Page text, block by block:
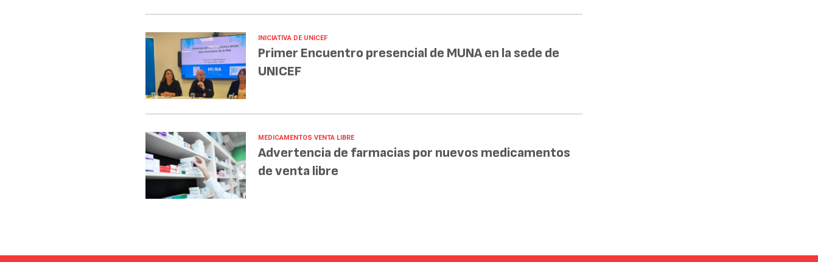
INICIATIVA DE UNICEF
Primer Encuentro presencial de MUNA en la sede de
UNICEF
MEDICAMENTOS VENTA LIBRE
Advertencia de farmacias por nuevos medicamentos
de venta libre